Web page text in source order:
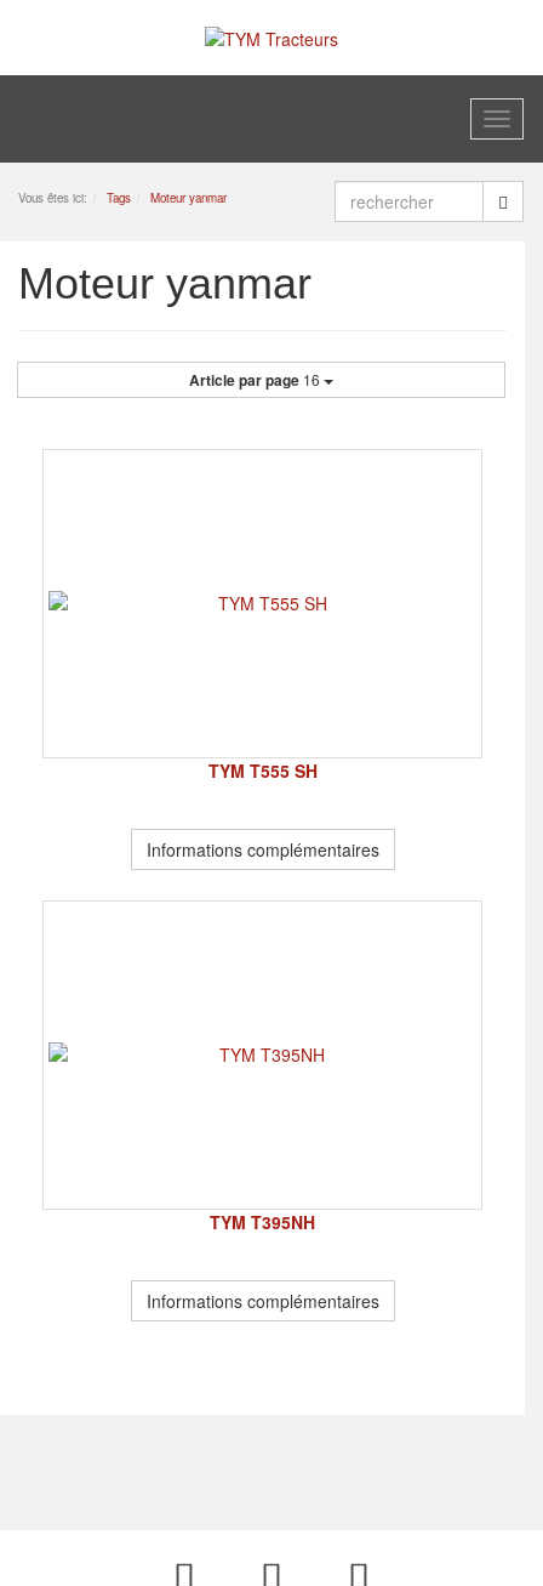
Vous êtes ici: Tags Moteur yanmar
Moteur yanmar
Article par page 16
TYM T555 SH
Informations complémentaires
TYM T395NH
Informations complémentaires